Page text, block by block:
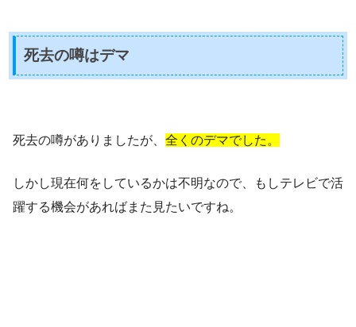
死去の噂はデマ
死去の噂がありましたが、 全くのデマでした。
しかし現在何をしているかは不明なので、もしテレビで活
躍する機会があればまた見たいですね。